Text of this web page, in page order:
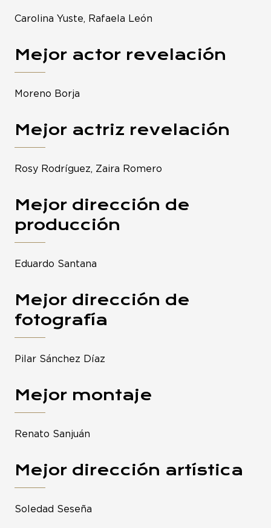
Carolina Yuste, Rafaela León
Mejor actor revelación
Moreno Borja
Mejor actriz revelación
Rosy Rodríguez, Zaira Romero
Mejor dirección de
producción
Eduardo Santana
Mejor dirección de
fotografía
Pilar Sánchez Díaz
Mejor montaje
Renato Sanjuán
Mejor dirección artística
Soledad Seseña